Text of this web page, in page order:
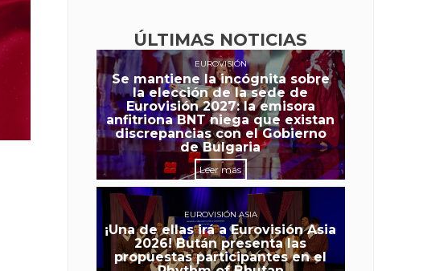
ÚLTIMAS NOTICIAS
EUROVISIÓN
Se mantiene la incógnita sobre
la elección de la sede de
Eurovisión 2027: la emisora
anfitriona BNT niega que existan
discrepancias con el Gobierno
de Bulgaria
Leer más
EUROVISIÓN ASIA
¡Una de ellas irá a Eurovisión Asia
2026! Bután presenta las
propuestas participantes en el